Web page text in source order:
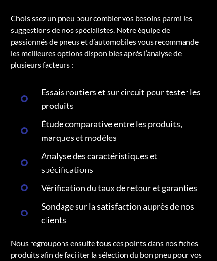
Choisissez un pneu pour combler vos besoins parmi les
suggestions de nos spécialistes. Notre équipe de
passionnés de pneus et d’automobiles vous recommande
les meilleures options disponibles après l’analyse de
plusieurs facteurs :
Essais routiers et sur circuit pour tester les
produits
Étude comparative entre les produits,
marques et modèles
Analyse des caractéristiques et
spécifications
Vérification du taux de retour et garanties
Sondage sur la satisfaction auprès de nos
clients
Nous regroupons ensuite tous ces points dans nos fiches
produits afin de faciliter la sélection du bon pneu pour vos